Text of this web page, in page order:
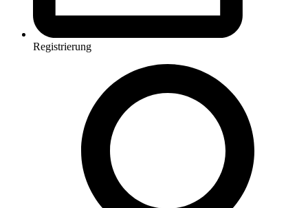
Registrierung